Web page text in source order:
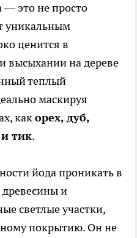
— это не просто
уникальным
ценится в
высыхании на дереве
теплый
маскируя
какорех, дуб,
и тик.
йода проникать в
древесины и
светлые участки,
покрытию. Он не